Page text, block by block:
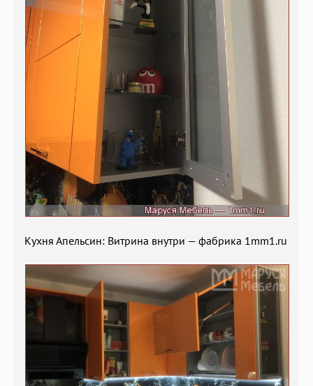
Кухня Апельсин: Витрина внутри — фабрика 1mm1.ru